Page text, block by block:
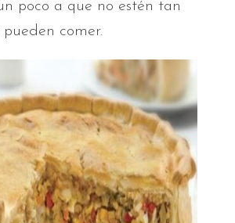
poco a que no estén tan
comer.